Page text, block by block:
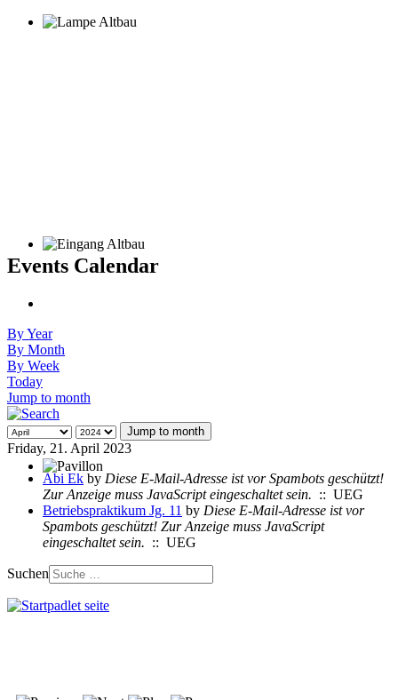
Events Calendar
By Year
By Month
By Week
Today
Jump to month
Jump to month
Friday, 21. April 2023
Abi Ek by Diese E-Mail-Adresse ist vor Spambots geschützt!
Zur Anzeige muss JavaScript eingeschaltet sein. :: UEG
Betriebspraktikum Jg. 11 by Diese E-Mail-Adresse ist vor
Spambots geschützt! Zur Anzeige muss JavaScript
eingeschaltet sein. :: UEG
Suchen